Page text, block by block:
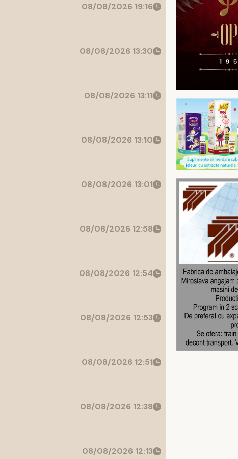
08/08/2026 19:16
08/08/2026 13:30
08/08/2026 13:11
08/08/2026 13:10
08/08/2026 13:01
08/08/2026 12:58
08/08/2026 12:54
08/08/2026 12:53
08/08/2026 12:51
08/08/2026 12:38
08/08/2026 12:13